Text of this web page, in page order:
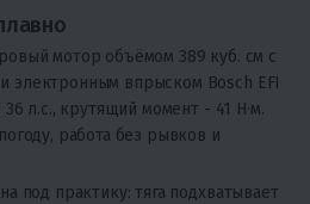
мотор объёмом 389 куб. см с
электронным впрыском Bosch EFI
л.с., крутящий момент - 41 Н·м.
работа без рывков и
под практику: тяга подхватывает